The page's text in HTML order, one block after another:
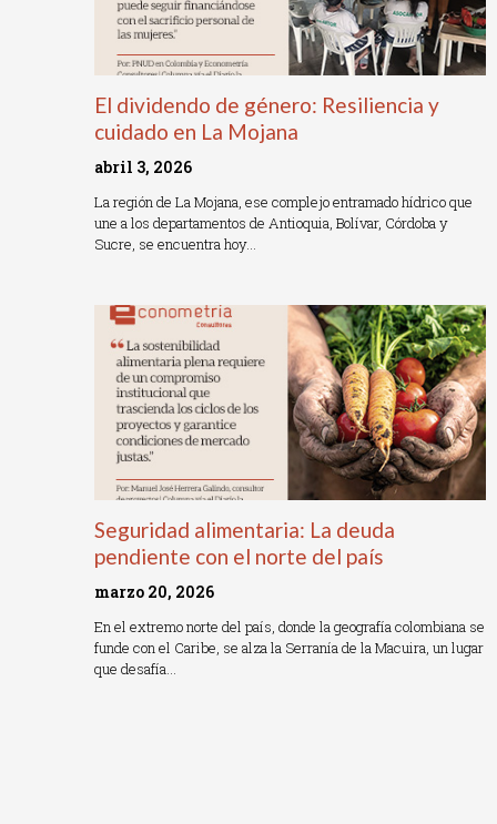
El dividendo de género: Resiliencia y
cuidado en La Mojana
abril 3, 2026
La región de La Mojana, ese complejo entramado hídrico que
une a los departamentos de Antioquia, Bolívar, Córdoba y
Sucre, se encuentra hoy…
Seguridad alimentaria: La deuda
pendiente con el norte del país
marzo 20, 2026
En el extremo norte del país, donde la geografía colombiana se
funde con el Caribe, se alza la Serranía de la Macuira, un lugar
que desafía…